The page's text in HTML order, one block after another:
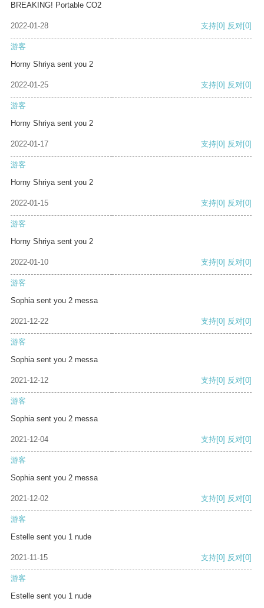
BREAKING! Portable CO2
2022-01-28 支持[0] 反对[0]
游客
Horny Shriya sent you 2
2022-01-25 支持[0] 反对[0]
游客
Horny Shriya sent you 2
2022-01-17 支持[0] 反对[0]
游客
Horny Shriya sent you 2
2022-01-15 支持[0] 反对[0]
游客
Horny Shriya sent you 2
2022-01-10 支持[0] 反对[0]
游客
Sophia sent you 2 messa
2021-12-22 支持[0] 反对[0]
游客
Sophia sent you 2 messa
2021-12-12 支持[0] 反对[0]
游客
Sophia sent you 2 messa
2021-12-04 支持[0] 反对[0]
游客
Sophia sent you 2 messa
2021-12-02 支持[0] 反对[0]
游客
Estelle sent you 1 nude
2021-11-15 支持[0] 反对[0]
游客
Estelle sent you 1 nude